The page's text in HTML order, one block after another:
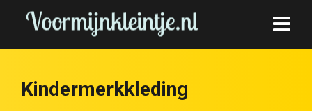
Kindermerkkleding